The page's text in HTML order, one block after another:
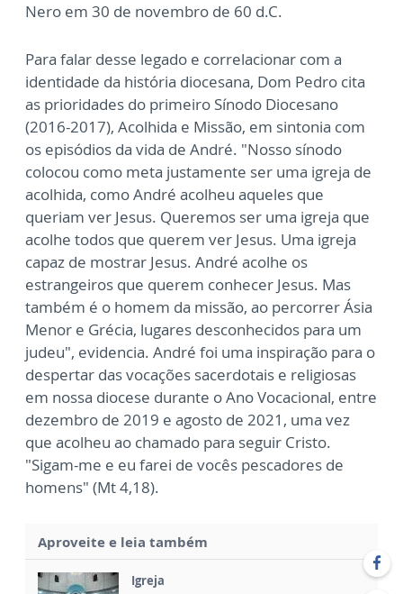
Nero em 30 de novembro de 60 d.C.
Para falar desse legado e correlacionar com a
identidade da história diocesana, Dom Pedro cita
as prioridades do primeiro Sínodo Diocesano
(2016-2017), Acolhida e Missão, em sintonia com
os episódios da vida de André. "Nosso sínodo
colocou como meta justamente ser uma igreja de
acolhida, como André acolheu aqueles que
queriam ver Jesus. Queremos ser uma igreja que
acolhe todos que querem ver Jesus. Uma igreja
capaz de mostrar Jesus. André acolhe os
estrangeiros que querem conhecer Jesus. Mas
também é o homem da missão, ao percorrer Ásia
Menor e Grécia, lugares desconhecidos para um
judeu", evidencia. André foi uma inspiração para o
despertar das vocações sacerdotais e religiosas
em nossa diocese durante o Ano Vocacional, entre
dezembro de 2019 e agosto de 2021, uma vez
que acolheu ao chamado para seguir Cristo.
"Sigam-me e eu farei de vocês pescadores de
homens" (Mt 4,18).
Aproveite e leia também
Igreja